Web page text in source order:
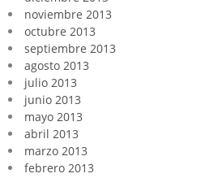
noviembre 2013
octubre 2013
septiembre 2013
agosto 2013
julio 2013
junio 2013
mayo 2013
abril 2013
marzo 2013
febrero 2013